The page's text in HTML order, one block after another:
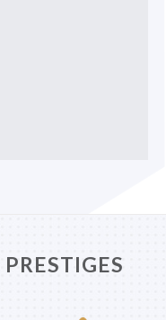
PRESTIGES